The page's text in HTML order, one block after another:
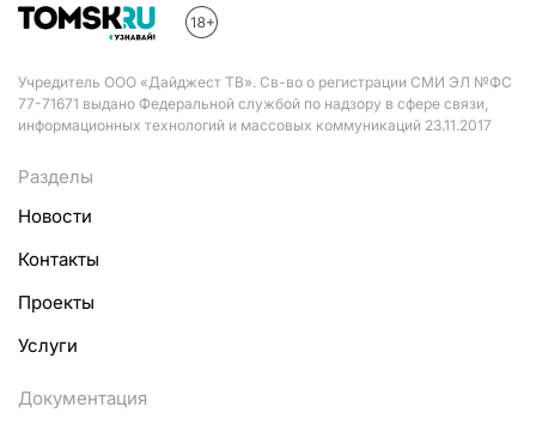
Учредитель ООО «Дайджест ТВ». Св-во о регистрации СМИ ЭЛ №ФС
77-71671 выдано Федеральной службой по надзору в сфере связи,
информационных технологий и массовых коммуникаций 23.11.2017
Разделы
Новости
Контакты
Проекты
Услуги
Документация